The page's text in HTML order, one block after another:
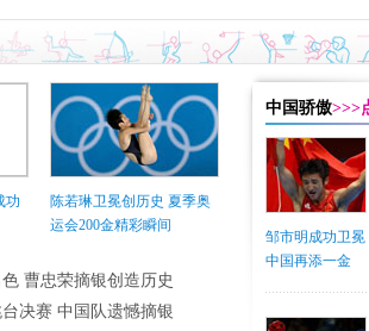
功
陈若琳卫冕创历史 夏季奥
运会200金精彩瞬间
曹忠荣摘银创造历史
决赛 中国队遗憾摘银
中国骄傲>>>
邹市明成功卫冕
中国再添一金